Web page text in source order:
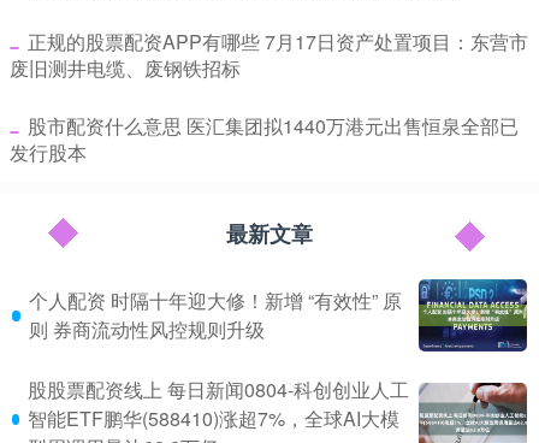
​正规的股票配资APP有哪些 7月17日资产处置项目：东营市
废旧测井电缆、废钢铁招标
​股市配资什么意思 医汇集团拟1440万港元出售恒泉全部已
发行股本
最新文章
个人配资 时隔十年迎大修！新增 “有效性” 原
则 券商流动性风控规则升级
股股票配资线上 每日新闻0804-科创创业人工
智能ETF鹏华(588410)涨超7%，全球AI大模